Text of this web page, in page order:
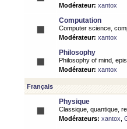
Modérateur: xantox
Computation
Computer science,
Modérateur: xantox
Philosophy
Philosophy of mind,
Modérateur: xantox
Français
Physique
Classique, quantique,
Modérateurs: xantox